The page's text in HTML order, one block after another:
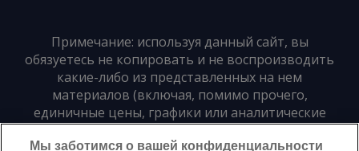
Примечание: используя данный сайт, вы
обязуетесь не копировать и не воспроизводить
какие-либо из представленных на нем
материалов (включая, помимо прочего,
единичные цены, графики или аналитические
материалы) в любой форме и для любых целей
Мы заботимся о вашей конфиденциальности